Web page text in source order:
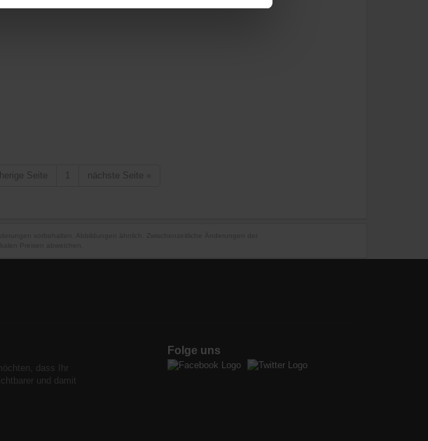
Seite 1 nächste Seite
dass Ihr
und damit
Folge uns